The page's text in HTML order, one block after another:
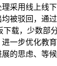
采用线上线
被驳回，通
下载，少数部
一步优化教
的思虑、等